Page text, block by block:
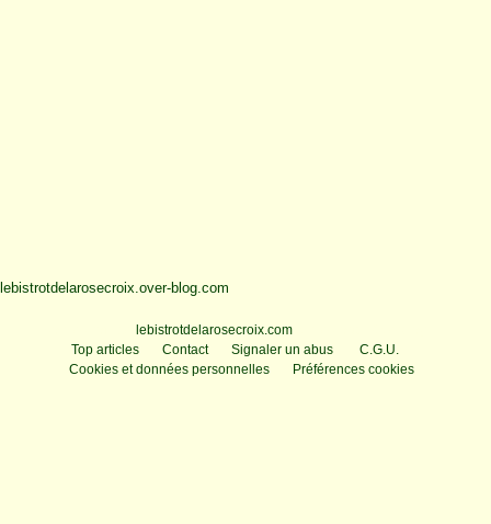
lebistrotdelarosecroix.over-blog.com
lebistrotdelarosecroix.com
Top articles
Contact Signaler un abus
C.G.U.
Cookies et données personnelles
Préférences cookies